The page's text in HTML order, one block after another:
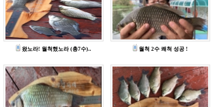
왔노라! 월척했노라 (총7수).. 월척 2수 쾌척 성공 !